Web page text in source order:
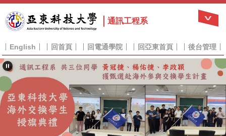
到
主
內
容
區
通訊工程系
English 回首頁 回電通學院 回亞東首頁 後台管理